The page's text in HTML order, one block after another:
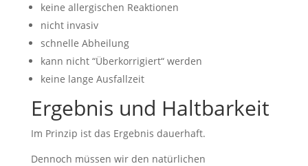
keine allergischen Reaktionen
nicht invasiv
schnelle Abheilung
kann nicht “Überkorrigiert“ werden
keine lange Ausfallzeit
Ergebnis und Haltbarkeit
Im Prinzip ist das Ergebnis dauerhaft.
Dennoch müssen wir den natürlichen